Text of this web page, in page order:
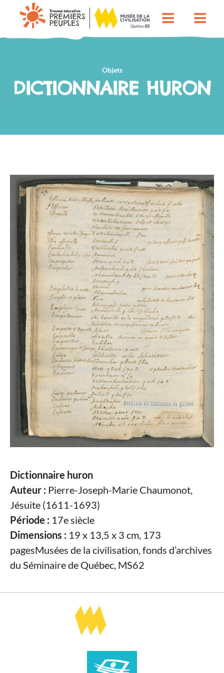
Objets
DICTIONNAIRE HURON
Dictionnaire huron
Auteur : Pierre-Joseph-Marie Chaumonot,
Jésuite (1611-1693)
Période : 17e siècle
Dimensions : 19 x 13,5 x 3 cm, 173
pagesMusées de la civilisation, fonds d’archives
du Séminaire de Québec, MS62